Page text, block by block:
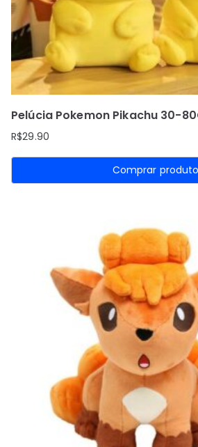
Pelúcia Pokemon Pikachu 30-
R$29.90
Comprar produto